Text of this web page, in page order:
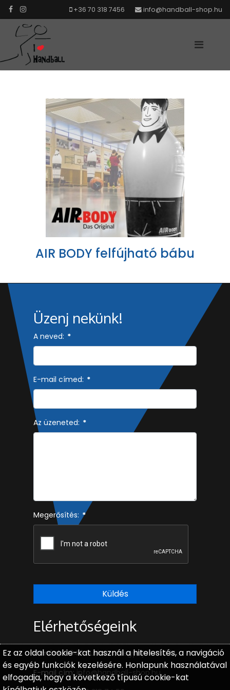
+36 70 318 7456 info@handball-shop.hu
AIR BODY felfújható bábu
Üzenj nekünk!
A neved: *
E-mail címed: *
Az üzeneted: *
Megerősítés: *
Küldés
Elérhetőségeink
Címünk:2040 Budaörs, Hegyalja utca 14.
E-mail cím: info@handball-shop.hu
Ez az oldal cookie-kat használ a hitelesítés, a navigáció
és egyéb funkciók kezelésére. Honlapunk használatával
elfogadja, hogy a következő típusú cookie-kat